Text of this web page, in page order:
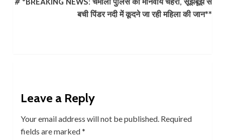
# *BREAKING NEWS: चमोली पुलिस का मानवीय चेहरा, सूझबूझ से
बची पिंडर नदी में कूदने जा रही महिला की जान**
Leave a Reply
Your email address will not be published. Required
fields are marked*